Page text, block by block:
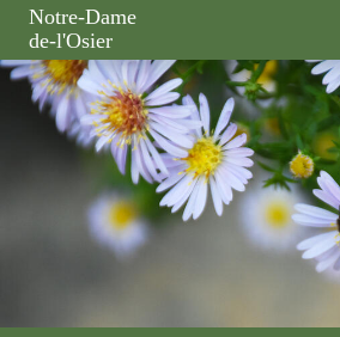
Notre-Dame
de-l'Osier
Panneau de gestion des cookies